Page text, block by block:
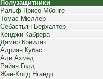
Полузащитники
Ральф Присо-Мбонге
Томас Мюллер
Себастьян Берхалтер
Кенджи Кабрера
Дамир Крейлач
Адриан Кубас
Али Ахмед
Райан Голд
Жан-Клод Нгандо